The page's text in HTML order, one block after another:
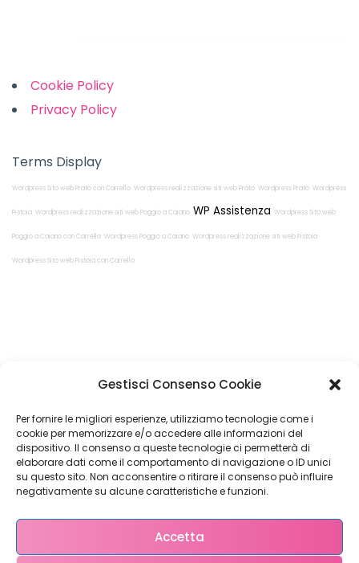
Gestisci Consenso Cookie
Per fornire le migliori esperienze, utilizziamo tecnologie come i
cookie per memorizzare e/o accedere alle informazioni del
dispositivo. Il consenso a queste tecnologie ci permetterà di
elaborare dati come il comportamento di navigazione o ID unici
su questo sito. Non acconsentire o ritirare il consenso può influire
negativamente su alcune caratteristiche e funzioni.
Accetta
Cookie Policy
Privacy Policy
Terms Display
Wordpress Sito web Prato con Carrello Wordpress realizzazione siti web Prato Wordpress Prato Wordpress
Pistoia Wordpress realizzazione siti web Poggio a Caiano WP Assistenza Wordpress Sito web
Poggio a Caiano con Carrello Wordpress Poggio a Caiano Wordpress realizzazione siti web Pistoia
Wordpress Sito web Pistoia con Carrello
Restiamo in
contatto!
Come possiamo Aiutarti?